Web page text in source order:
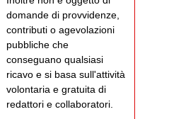
domande di provvidenze,
contributi o agevolazioni
pubbliche che
conseguano qualsiasi
ricavo e si basa sull'attività
volontaria e gratuita di
redattori e collaboratori.